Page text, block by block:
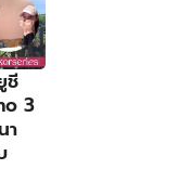
ชี
3
า